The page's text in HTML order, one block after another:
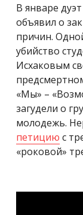
В январе
объявил о
причин.
убийство
Исхаковым
«Мы» –
загудели о
молодежь.
петицию с
«роковой»